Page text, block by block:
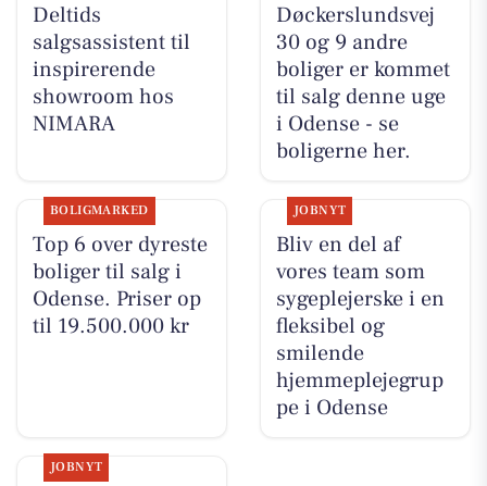
Deltids
salgsassistent til
inspirerende
showroom hos
NIMARA
Døckerslundsvej
30 og 9 andre
boliger er kommet
til salg denne uge
i Odense - se
boligerne her.
BOLIGMARKED
Top 6 over dyreste
boliger til salg i
Odense. Priser op
til 19.500.000 kr
JOBNYT
Bliv en del af
vores team som
sygeplejerske i en
fleksibel og
smilende
hjemmeplejegrup
pe i Odense
JOBNYT